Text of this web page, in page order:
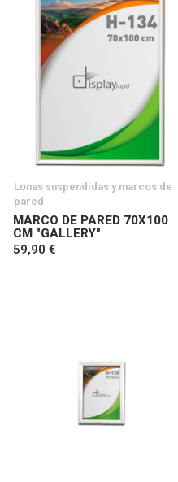
Lonas suspendidas y marcos de
pared
MARCO DE PARED 70X100
CM "GALLERY"
59,90 €